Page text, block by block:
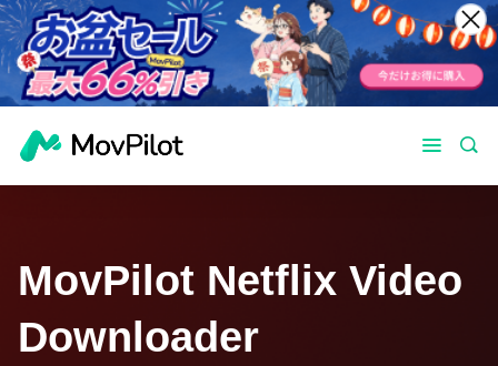
MovPilot Netflix Video
Downloader